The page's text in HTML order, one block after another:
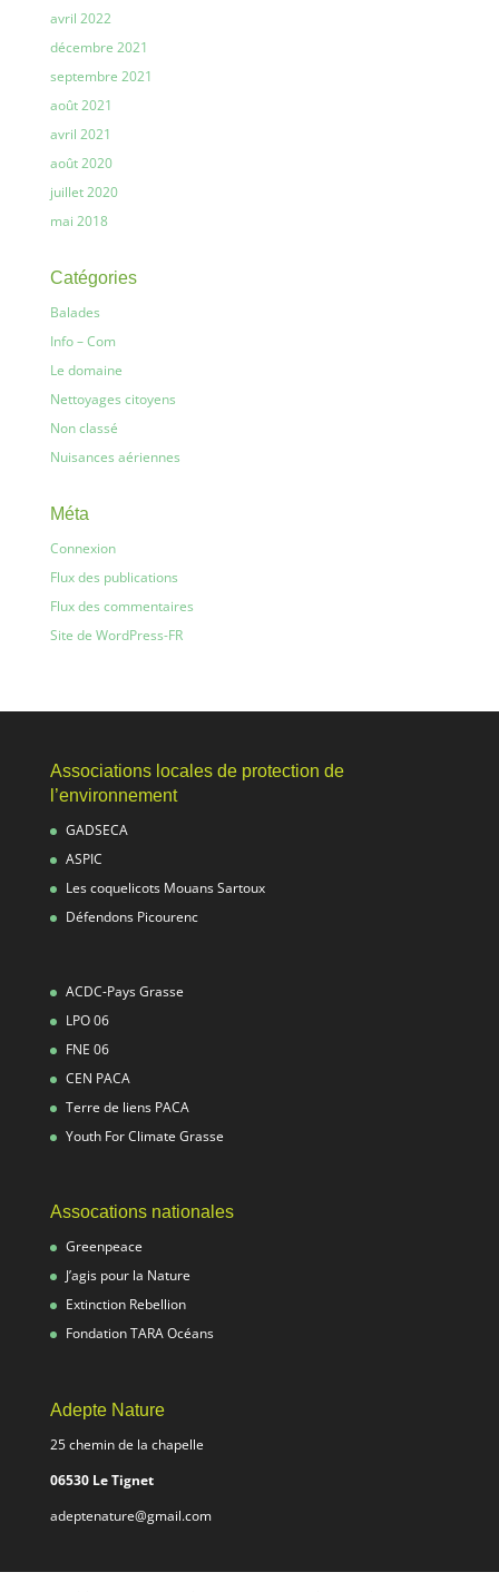
avril 2022
décembre 2021
septembre 2021
août 2021
avril 2021
août 2020
juillet 2020
mai 2018
Catégories
Balades
Info – Com
Le domaine
Nettoyages citoyens
Non classé
Nuisances aériennes
Méta
Connexion
Flux des publications
Flux des commentaires
Site de WordPress-FR
Associations locales de protection de
l’environnement
GADSECA
ASPIC
Les coquelicots Mouans Sartoux
Défendons Picourenc
ACDC-Pays Grasse
LPO 06
FNE 06
CEN PACA
Terre de liens PACA
Youth For Climate Grasse
Assocations nationales
Greenpeace
J’agis pour la Nature
Extinction Rebellion
Fondation TARA Océans
Adepte Nature
25 chemin de la chapelle
06530 Le Tignet
adeptenature@gmail.com